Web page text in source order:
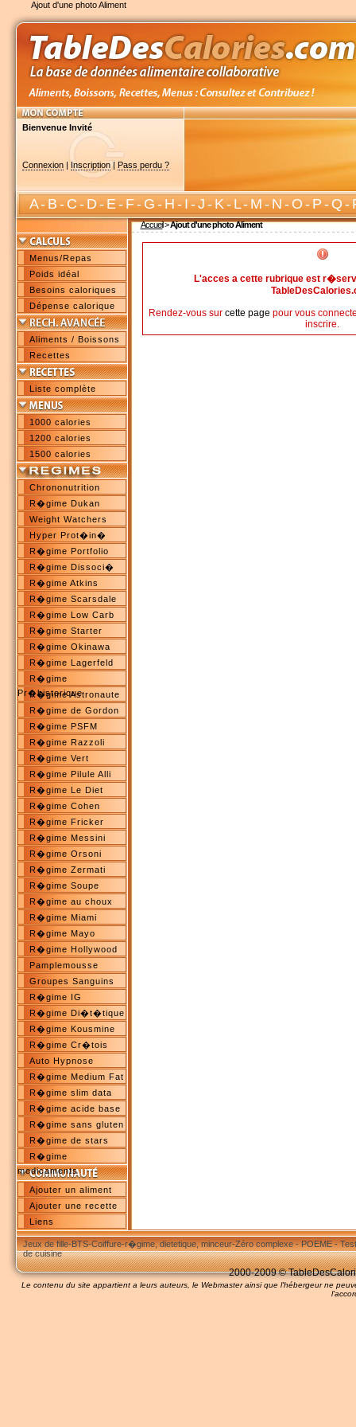
Ajout d'une photo Aliment
Bienvenue Invité
Connexion| Inscription| Pass perdu ?
A-B-C-D-E-F-G-H-I-J-K-L-M-N-O-P-Q-
Accueil>Ajout d'une photo Aliment
Menus/Repas
Poids idéal
Besoins caloriques
Dépense calorique
Aliments / Boissons
Recettes
Liste complète
1000 calories
1200 calories
1500 calories
Chrononutrition
R�gime Dukan
Weight Watchers
Hyper Prot�in�
R�gime Portfolio
R�gime Dissoci�
R�gime Atkins
R�gime Scarsdale
R�gime Low Carb
R�gime Starter
R�gime Okinawa
R�gime Lagerfeld
R�gime
Pr�historique
R�gime Astronaute
R�gime de Gordon
R�gime PSFM
R�gime Razzoli
R�gime Vert
R�gime Pilule Alli
R�gime Le Diet
R�gime Cohen
R�gime Fricker
R�gime Messini
R�gime Orsoni
R�gime Zermati
R�gime Soupe
R�gime au choux
R�gime Miami
R�gime Mayo
R�gime Hollywood
Pamplemousse
Groupes Sanguins
R�gime IG
R�gime Di�t�tique
R�gime Kousmine
R�gime Cr�tois
Auto Hypnose
R�gime Medium Fat
R�gime slim data
R�gime acide base
R�gime sans gluten
R�gime de stars
R�gime
medicaments
Ajouter un aliment
Ajouter une recette
Liens
L'acces a cette rubrique est
Rendez-vous sur cette page pour vous
inscrire.
Jeux de fille-BTS-Coiffure-r�gime, dietetique, minceur-Zéro complexe-POEME-
de cuisine
2000-2009 ©
Le contenu du site appartient a leurs auteurs, le Webmaster ainsi que l'hébergeur ne